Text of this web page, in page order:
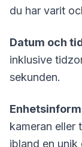
du har varit
Datum och
inklusive
sekunden.
kameran eller
ibland en unik